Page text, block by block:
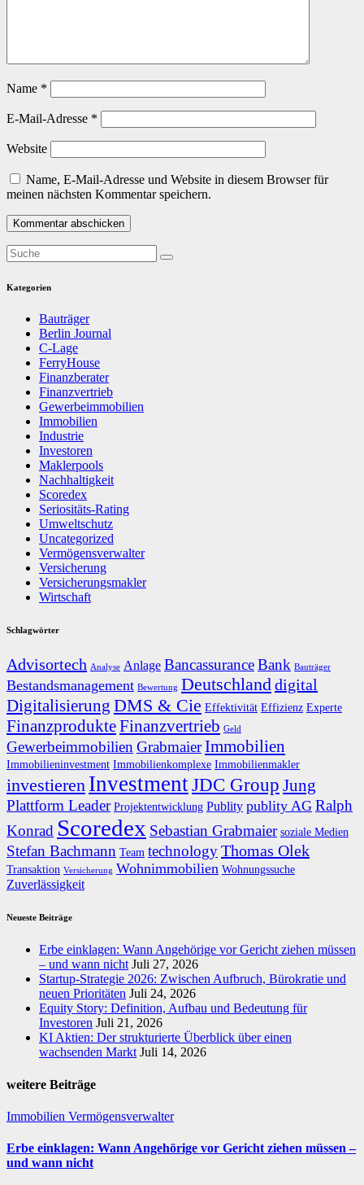
Name *
E-Mail-Adresse *
Website
Name, E-Mail-Adresse und Website in diesem Browser für
meinen nächsten Kommentar speichern.
Kategorien
Bauträger
Berlin Journal
C-Lage
FerryHouse
Finanzberater
Finanzvertrieb
Gewerbeimmobilien
Immobilien
Industrie
Investoren
Maklerpools
Nachhaltigkeit
Scoredex
Seriositäts-Rating
Umweltschutz
Uncategorized
Vermögensverwalter
Versicherung
Versicherungsmakler
Wirtschaft
Schlagwörter
Advisortech Analyse Anlage BancassuranceBank Bauträger
Bestandsmanagement Bewertung Deutschlanddigital
Digitalisierung DMS & Cie Effektivität Effizienz Experte
FinanzprodukteFinanzvertrieb Geld
Gewerbeimmobilien GrabmaierImmobilien
Immobilieninvestment Immobilienkomplexe Immobilienmakler
investieren InvestmentJDC Group Jung
Plattform Leader Projektentwicklung Publity publity AG Ralph
Konrad Scoredex Sebastian Grabmaier soziale Medien
Stefan Bachmann Team technologyThomas Olek
Transaktion Versicherung Wohnimmobilien Wohnungssuche
Zuverlässigkeit
Neueste Beiträge
Erbe einklagen: Wann Angehörige vor Gericht ziehen müssen
– und wann nicht Juli 27, 2026
Startup-Strategie 2026: Zwischen Aufbruch, Bürokratie und
neuen Prioritäten Juli 24, 2026
Equity Story: Definition, Aufbau und Bedeutung für
Investoren Juli 21, 2026
KI Aktien: Der strukturierte Überblick über einen
wachsenden Markt Juli 14, 2026
weitere Beiträge
Immobilien Vermögensverwalter
Erbe einklagen: Wann Angehörige vor Gericht ziehen müssen –
und wann nicht